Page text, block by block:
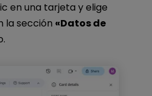
en una tarjeta y elige
la sección «Datos de